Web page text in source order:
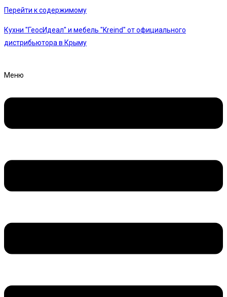
Перейти к содержимому
Кухни "ГеосИдеал" и мебель "Kreind" от официального
дистрибьютора в Крыму
Меню